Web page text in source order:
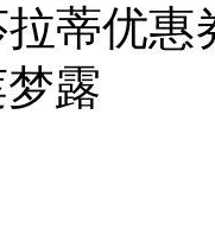
蒂优惠
露